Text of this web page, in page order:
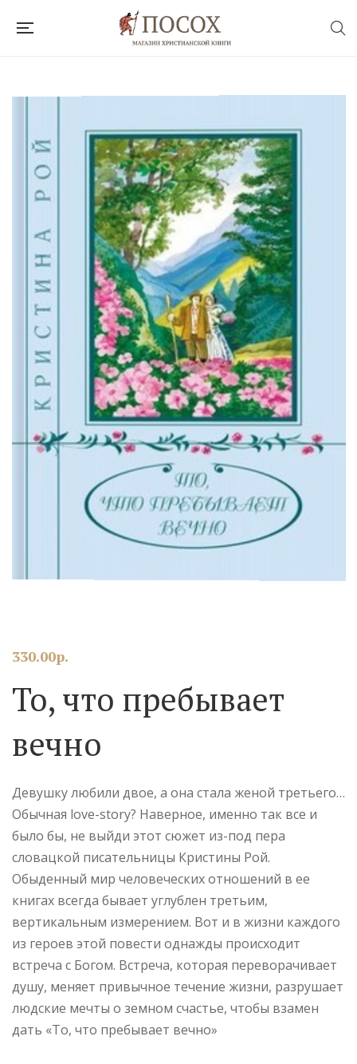
330.00р.
То, что пребывает
вечно
Девушку любили двое, а она стала женой третьего…
Обычная love-story? Наверное, именно так все и
было бы, не выйди этот сюжет из-под пера
словацкой писательницы Кристины Рой.
Обыденный мир человеческих отношений в ее
книгах всегда бывает углублен третьим,
вертикальным измерением. Вот и в жизни каждого
из героев этой повести однажды происходит
встреча с Богом. Встреча, которая переворачивает
душу, меняет привычное течение жизни, разрушает
людские мечты о земном счастье, чтобы взамен
дать «То, что пребывает вечно»